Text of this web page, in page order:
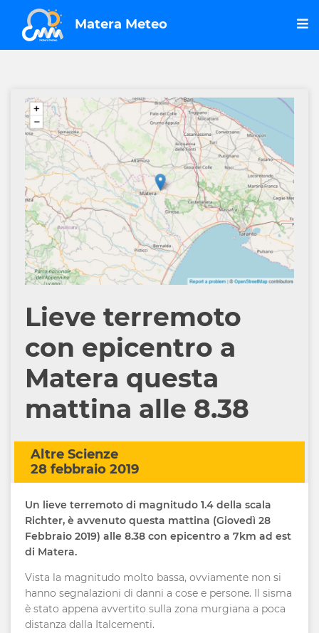
Matera Meteo
Lieve terremoto
con epicentro a
Matera questa
mattina alle 8.38
Altre Scienze
28 febbraio 2019
Un lieve terremoto di magnitudo 1.4 della scala
Richter, è avvenuto questa mattina (Giovedì 28
Febbraio 2019) alle 8.38 con epicentro a 7km ad est
di Matera.
Vista la magnitudo molto bassa, ovviamente non si
hanno segnalazioni di danni a cose e persone. Il sisma
è stato appena avvertito sulla zona murgiana a poca
distanza dalla Italcementi.